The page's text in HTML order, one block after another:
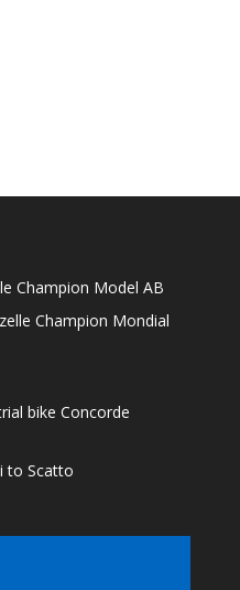
Champion Model AB
Champion Mondial
bike Concorde
to Scatto